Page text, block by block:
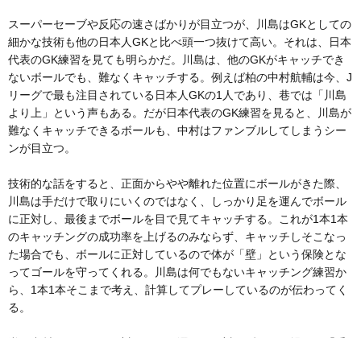
スーパーセーブや反応の速さばかりが目立つが、川島はGKとしての
細かな技術も他の日本人GKと比べ頭一つ抜けて高い。それは、日本
代表のGK練習を見ても明らかだ。川島は、他のGKがキャッチでき
ないボールでも、難なくキャッチする。例えば柏の中村航輔は今、J
リーグで最も注目されている日本人GKの1人であり、巷では「川島
より上」という声もある。だが日本代表のGK練習を見ると、川島が
難なくキャッチできるボールも、中村はファンブルしてしまうシー
ンが目立つ。
技術的な話をすると、正面からやや離れた位置にボールがきた際、
川島は手だけで取りにいくのではなく、しっかり足を運んでボール
に正対し、最後までボールを目で見てキャッチする。これが1本1本
のキャッチングの成功率を上げるのみならず、キャッチしそこなっ
た場合でも、ボールに正対しているので体が「壁」という保険とな
ってゴールを守ってくれる。川島は何でもないキャッチング練習か
ら、1本1本そこまで考え、計算してプレーしているのが伝わってく
る。